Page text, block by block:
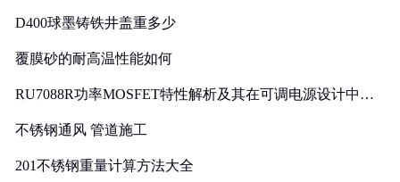
D400球墨铸铁井盖重多少
覆膜砂的耐高温性能如何
RU7088R功率MOSFET特性解析及其在可调电源设计中的
不锈钢通风 管道施工
201不锈钢重量计算方法大全